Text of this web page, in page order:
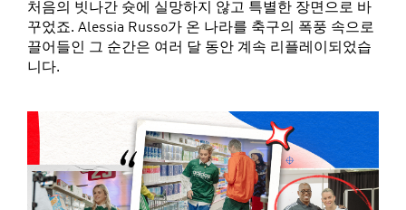
처음의 빗나간 슛에 실망하지 않고 특별한 장면으로 바
꾸었죠. Alessia Russo가 온 나라를 축구의 폭풍 속으로
끌어들인 그 순간은 여러 달 동안 계속 리플레이되었습
니다.